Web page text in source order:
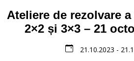
Ateliere de rezolvare
2×2 și 3×3 – 21
21.10.2023 -